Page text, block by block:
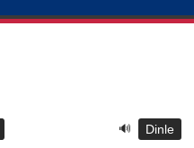
🔊 Dinle